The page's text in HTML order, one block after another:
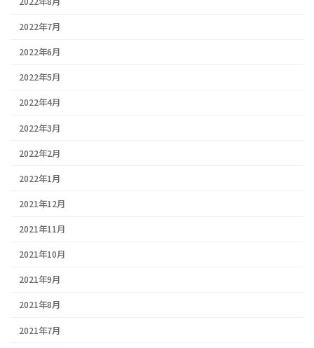
2022年7月
2022年6月
2022年5月
2022年4月
2022年3月
2022年2月
2022年1月
2021年12月
2021年11月
2021年10月
2021年9月
2021年8月
2021年7月